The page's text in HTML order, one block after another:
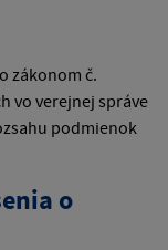
zákonom č.
vo verejnej správe
podmienok
o